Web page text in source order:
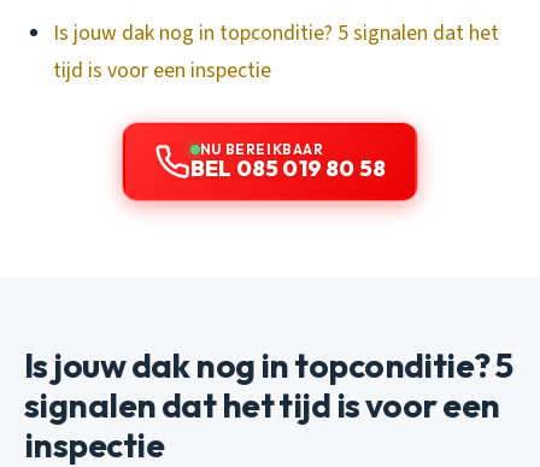
Is jouw dak nog in topconditie? 5 signalen dat het
tijd is voor een inspectie
NU BEREIKBAAR
BEL 085 019 80 58
Is jouw dak nog in topconditie? 5
signalen dat het tijd is voor een
inspectie